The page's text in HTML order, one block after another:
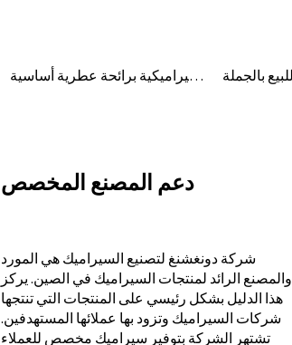
مبخرة زيت عطري سيراميكية برائحة عطرية أساسية
دعم المصنع المخصص
شركة دونغشنغ لتصنيع السيراميك هي المورد
والمصنع الرائد لمنتجات السيراميك في الصين. يركز
هذا الدليل بشكل رئيسي على المنتجات التي تنتجها
شركات السيراميك وتزود بها عملائها المستهدفين.
تشتهر الشركة بتوفير سيراميك مخصص للعملاء